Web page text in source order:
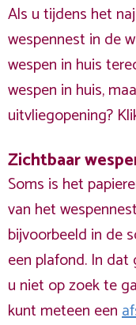
Als u tijdens het
wespennest in de
wespen in huis
wespen in huis,
uitvliegopening?
Zichtbaar
Soms is het
van het
bijvoorbeeld in de
een plafond. In
u niet op zoek te
kunt meteen een